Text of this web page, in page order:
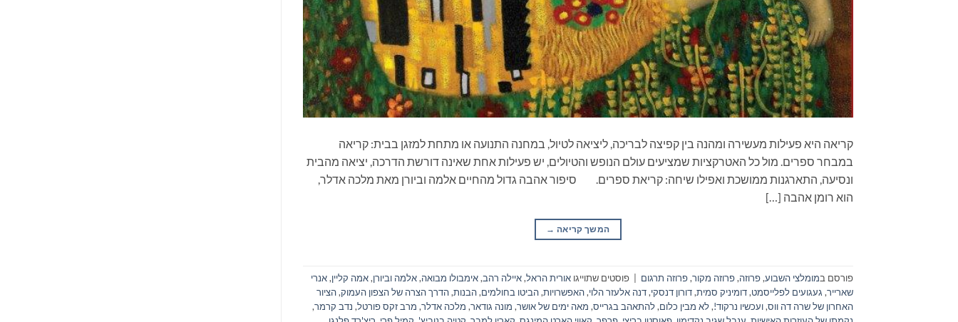
קריאה היא פעילות מעשירה ומהנה בין קפיצה לבריכה, ליציאה לטיול, במחנה התנועה או מתחת למזגן בבית: קריאה
במבחר ספרים. מול כל האטרקציות שמציעים עולם הנופש והטיולים, יש פעילות אחת שאינה דורשת הדרכה, יציאה מהבית
ונסיעה, התארגנות ממושכת ואפילו שיחה: קריאת ספרים. סיפור אהבה גדול מהחיים אלמה וביורן מאת מלכה אדלר,
הוא רומן אהבה […]
המשך קריאה →
פורסם במומלצי השבוע,פרוזה,פרוזה מקור,פרוזה תרגום פוסטים שתוייגו אורית הראל,איילה רהב,אימבולו מבואה,אלמה וביורן,אמה קליין,אנרי
שארייר, געגועים לפלייסמט,דומיניק סמית,דורון דנסקי,דנה אלעזר הלוי,האפשרויות,הביטו בחולמים,הבנות,הדרך הצרה של הצפון העמוק,הציור
האחרון של שרה דה ווס,ועכשיו נרקוד!,לא מבין כלום,להתאהב בגרייס, מאה ימים של אושר, מונה גודאר, מלכה אדלר, מרב זקס פורטל, נדב קרמר,